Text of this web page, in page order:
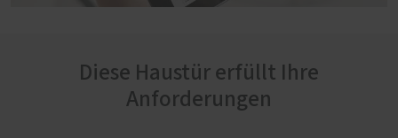
Diese Haustür erfüllt Ihre
Anforderungen